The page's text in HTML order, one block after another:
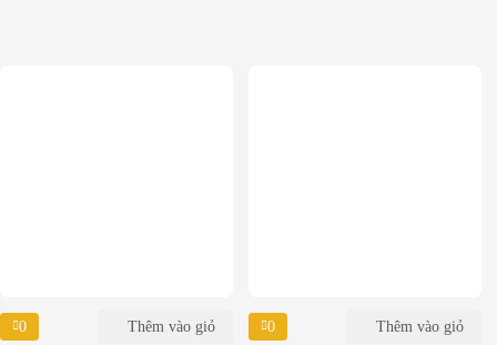
0 Thêm vào giỏ 0 Thêm vào giỏ